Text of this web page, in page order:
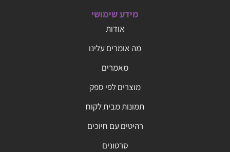
מידע שימושי
אודות
מה אומרים עלינו
מאמרים
מוצרים לפי ספק
תמונות מבית לקוח
רהיטים עם חיוכים
סרטונים